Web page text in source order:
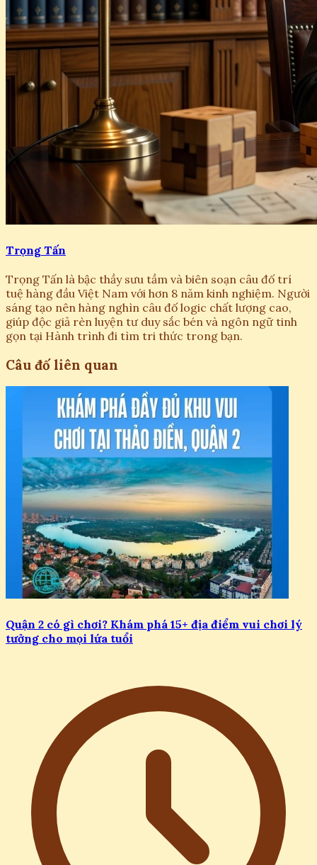
Trọng Tấn
Trọng Tấn là bậc thầy sưu tầm và biên soạn câu đố trí
tuệ hàng đầu Việt Nam với hơn 8 năm kinh nghiệm. Người
sáng tạo nên hàng nghìn câu đố logic chất lượng cao,
giúp độc giả rèn luyện tư duy sắc bén và ngôn ngữ tinh
gọn tại Hành trình đi tìm tri thức trong bạn.
Câu đố liên quan
Quận 2 có gì chơi? Khám phá 15+ địa điểm vui chơi lý
tưởng cho mọi lứa tuổi